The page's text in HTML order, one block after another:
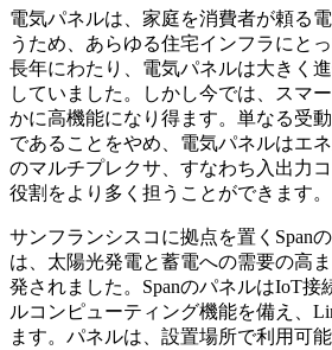
電気パネルは、家庭を消費者が頼る
うため、あらゆる住宅インフラにと
長年にわたり、電気パネルは大きく
していました。しかし今では、スマ
かに高機能になり得ます。単なる受
であることをやめ、電気パネルはエ
のマルチプレクサ、すなわち入出力
役割をより多く担うことができます。
サンフランシスコに拠点を置くSpan
は、太陽光発電と蓄電への需要の高
発されました。SpanのパネルはIoT接
ルコンピューティング機能を備え、
ます。パネルは、設置場所で利用可